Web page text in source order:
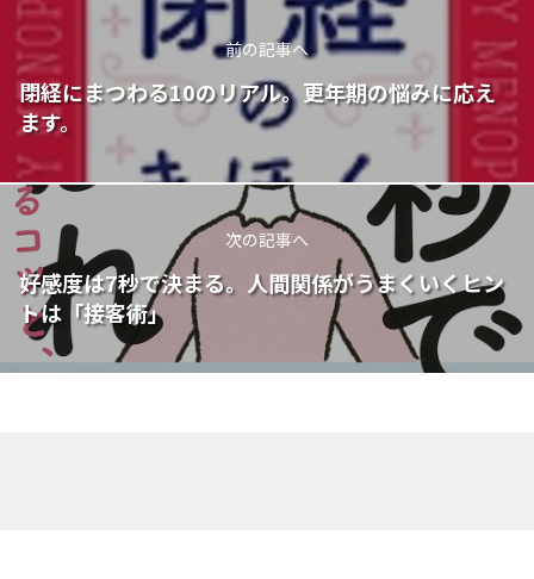
前の記事へ
閉経にまつわる10のリアル。更年期の悩みに応え
ます。
次の記事へ
好感度は7秒で決まる。人間関係がうまくいくヒン
トは「接客術」